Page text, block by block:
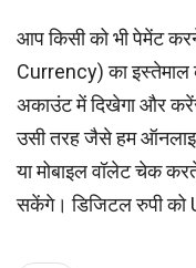
आप किसी को भी पेमेंट
Currency) का
अकाउंट में दिखेगा और
उसी तरह जैसे हम
या मोबाइल वॉलेट चेक
सकेंगे। डिजिटल रुपी को